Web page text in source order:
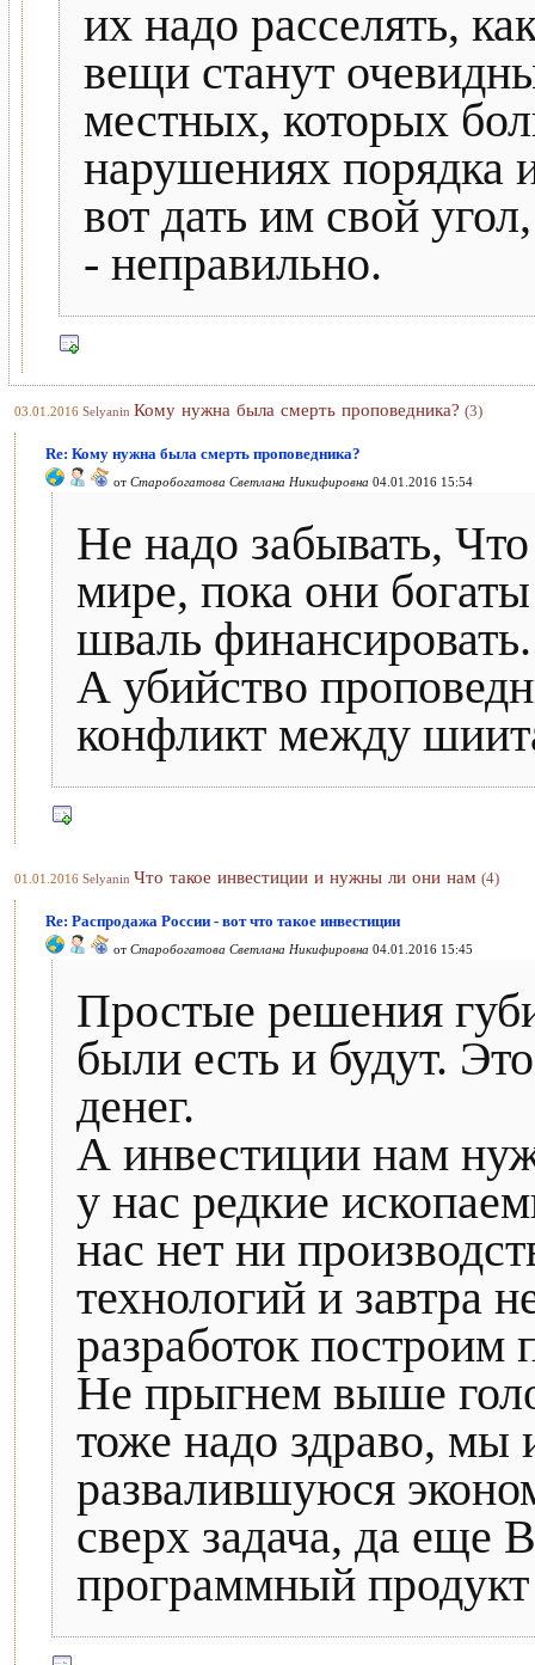
их надо расселять,
вещи станут
местных, которых
нарушениях порядка
вот дать им свой
- неправильно.
03.01.2016 Selyanin Кому нужна была смерть проповедника? (3)
Re: Кому нужна была смерть проповедника?
от Старобогатова Светлана Никифировна 04.01.2016 15:54
Не надо забывать,
мире, пока они
шваль финансировать.
А убийство
конфликт между
01.01.2016 Selyanin Что такое инвестиции и нужны ли они нам (4)
Re: Распродажа России - вот что такое инвестиции
от Старобогатова Светлана Никифировна 04.01.2016 15:45
Простые решения
были есть и будут.
денег.
А инвестиции нам
у нас редкие
нас нет ни
технологий и завтра
разработок построим
Не прыгнем выше
тоже надо здраво, мы
развалившуюся
сверх задача, да еще
программный